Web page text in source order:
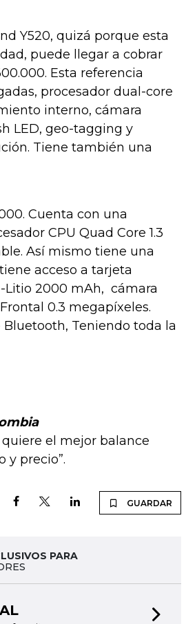
Y520, quizá porque esta
puede llegar a cobrar
Esta referencia
procesador dual-core
interno, cámara
LED, geo-tagging y
Tiene también una
Cuenta con una
CPU Quad Core 1.3
Así mismo tiene una
acceso a tarjeta
Litio 2000 mAh, cámara
0.3 megapíxeles.
Teniendo toda la
el mejor balance
y precio”.
GUARDAR
PARA